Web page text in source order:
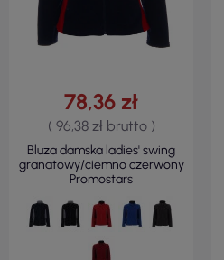
78,36 zł
( 96,38 zł brutto )
Bluza damska ladies' swing
granatowy/ciemno czerwony
Promostars